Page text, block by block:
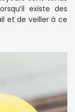
existe des
et de veiller à ce